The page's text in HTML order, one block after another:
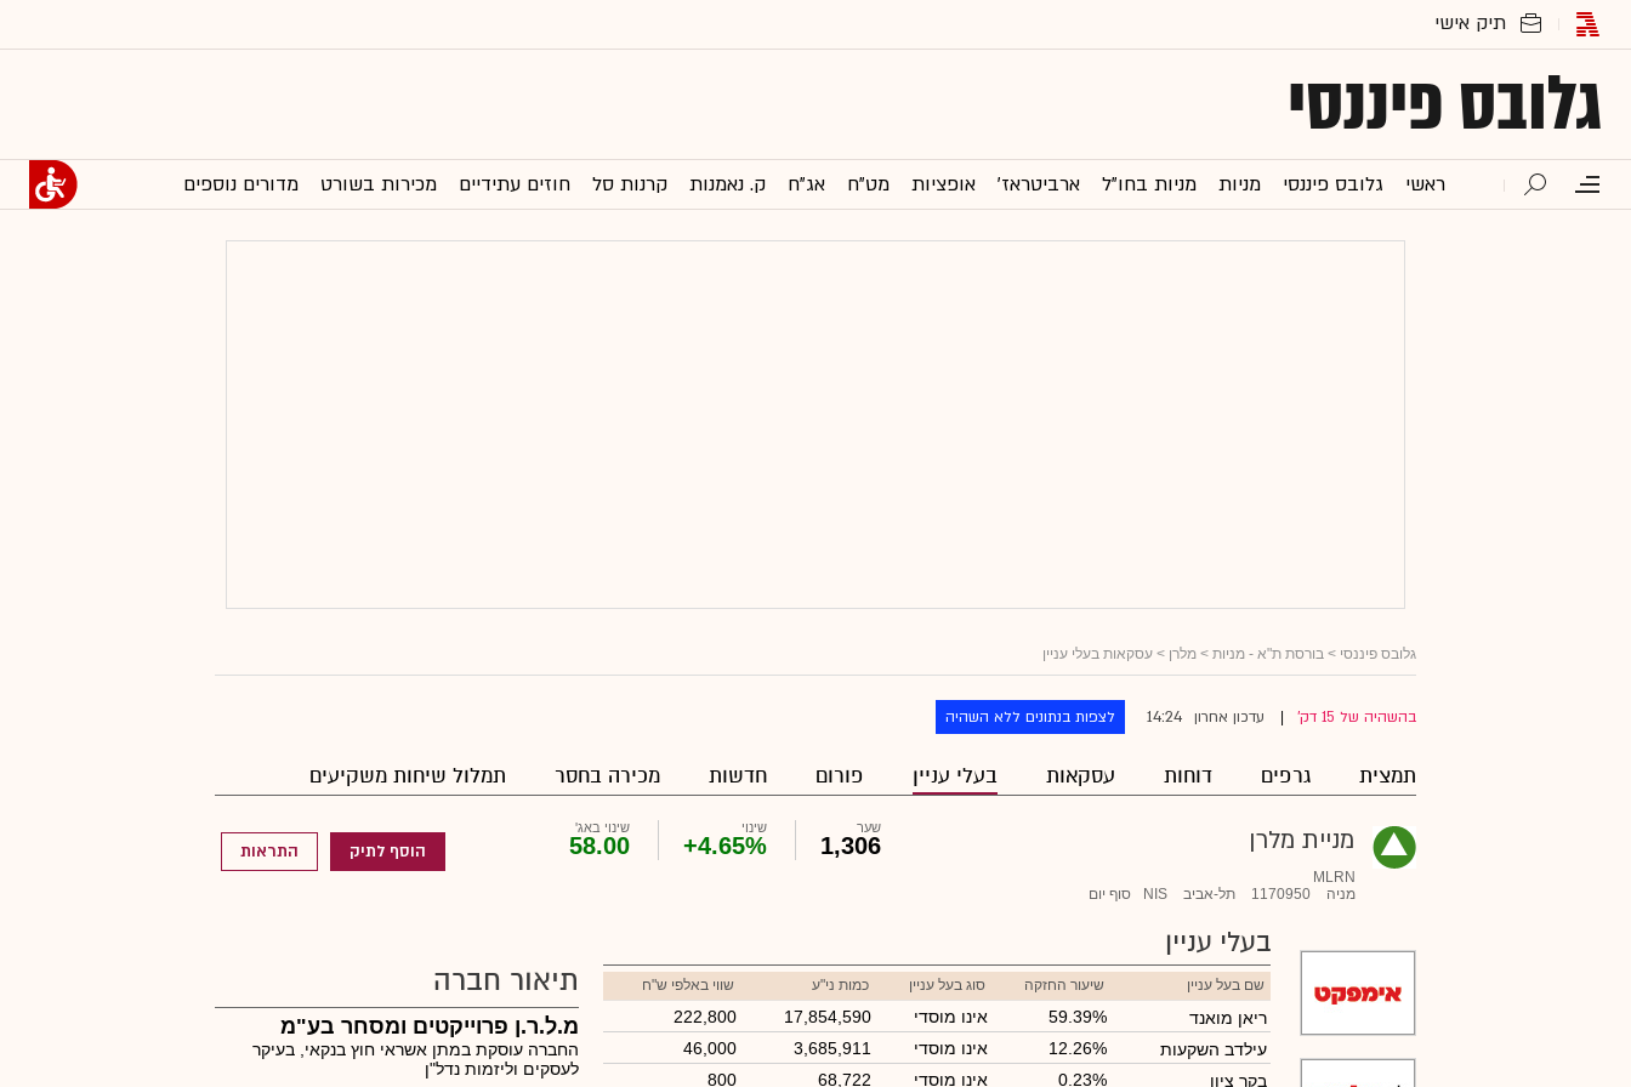
גלובס פיננסי
ראשי גלובס פיננסי מניות מניות בחו"ל ארביטראז' אופציות מט"ח אג"ח ק. נאמנות קרנות סל חוזים עתידיים מכירות בשורט מדורים נוספים
גלובס פיננסי > בורסת ת"א - מניות > מלרן > עסקאות בעלי עניין
בהשהיה של 15 דק' עדכון אחרון 14:24 לצפות בנתונים ללא השהיה
תמצית גרפים דוחות עסקאות בעלי עניין פורום חדשות מכירה בחסר תמלול שיחות משקיעים
מניית מלרן
MLRN
מניה
1170950 תל-אביב NIS סוף יום
שער
1,306
שינוי
+4.65%
שינוי באג'
58.00 הוסף לתיק התראות
בעלי עניין
שם בעל עניין שיעור החזקה סוג בעל עניין כמות ני"ע שווי באלפי ש"ח
ריאן מואנד 59.39% אינו מוסדי 17,854,590
222,800
עילדב השקעות
12.26% אינו מוסדי 3,685,911
46,000
בקר ציון
0.23% אינו מוסדי 68,722
800
תיאור חברה
מ.ל.ר.ן פרוייקטים ומסחר בע"מ
החברה עוסקת במתן אשראי חוץ בנקאי, בעיקר
לעסקים וליזמות נדל"ן